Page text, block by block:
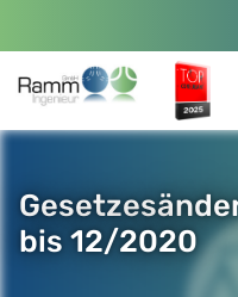
bis 12/2020